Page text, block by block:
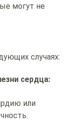
могут не
случаях:
сердца:
или